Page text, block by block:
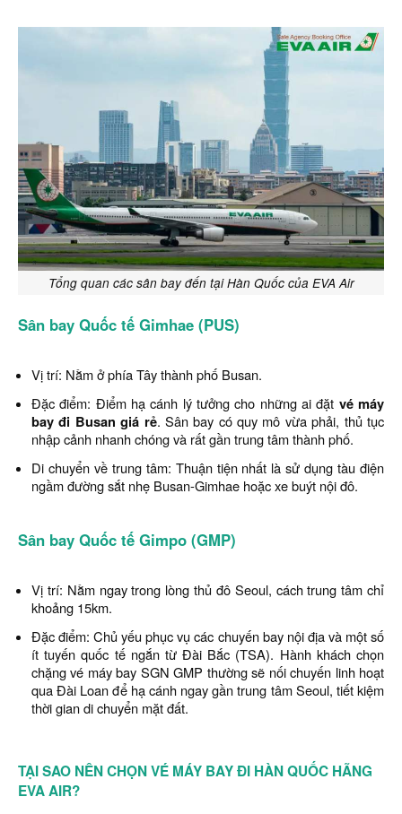
Tổng quan các sân bay đến tại Hàn Quốc của EVA Air
Sân bay Quốc tế Gimhae (PUS)
Vị trí: Nằm ở phía Tây thành phố Busan.
Đặc điểm: Điểm hạ cánh lý tưởng cho những ai đặt vé máy
bay đi Busan giá rẻ. Sân bay có quy mô vừa phải, thủ tục
nhập cảnh nhanh chóng và rất gần trung tâm thành phố.
Di chuyển về trung tâm: Thuận tiện nhất là sử dụng tàu điện
ngầm đường sắt nhẹ Busan-Gimhae hoặc xe buýt nội đô.
Sân bay Quốc tế Gimpo (GMP)
Vị trí: Nằm ngay trong lòng thủ đô Seoul, cách trung tâm chỉ
khoảng 15km.
Đặc điểm: Chủ yếu phục vụ các chuyến bay nội địa và một số
ít tuyến quốc tế ngắn từ Đài Bắc (TSA). Hành khách chọn
chặng vé máy bay SGN GMP thường sẽ nối chuyến linh hoạt
qua Đài Loan để hạ cánh ngay gần trung tâm Seoul, tiết kiệm
thời gian di chuyển mặt đất.
TẠI SAO NÊN CHỌN VÉ MÁY BAY ĐI HÀN QUỐC HÃNG
EVA AIR?